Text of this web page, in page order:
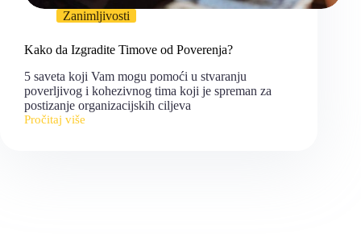
Zanimljivosti
Kako da Izgradite Timove od Poverenja?
5 saveta koji Vam mogu pomoći u stvaranju
poverljivog i kohezivnog tima koji je spreman za
postizanje organizacijskih ciljeva
Pročitaj više